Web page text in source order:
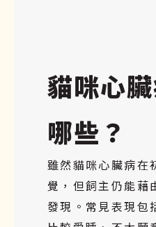
貓咪心
哪些？
雖然貓咪心臟病在
覺，但飼主仍能藉
發現。常見表現包